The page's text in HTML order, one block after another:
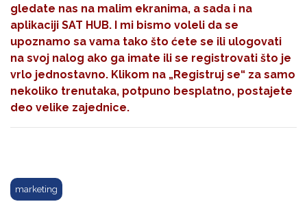
gledate nas na malim ekranima, a sada i na
aplikaciji SAT HUB. I mi bismo voleli da se
upoznamo sa vama tako što ćete se ili ulogovati
na svoj nalog ako ga imate ili se registrovati što je
vrlo jednostavno. Klikom na „Registruj se“ za samo
nekoliko trenutaka, potpuno besplatno, postajete
deo velike zajednice.
marketing